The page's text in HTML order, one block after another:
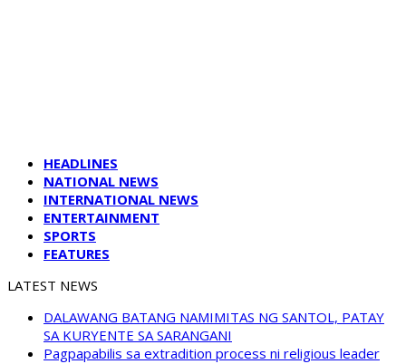
HEADLINES
NATIONAL NEWS
INTERNATIONAL NEWS
ENTERTAINMENT
SPORTS
FEATURES
LATEST NEWS
DALAWANG BATANG NAMIMITAS NG SANTOL, PATAY
SA KURYENTE SA SARANGANI
Pagpapabilis sa extradition process ni religious leader